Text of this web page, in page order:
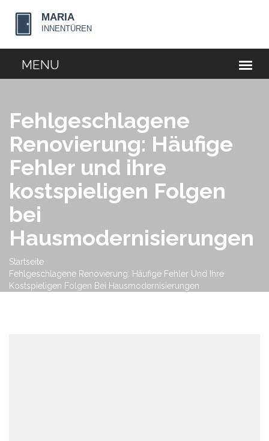
Fehlgeschlagene
Renovierung: Häufige
Fehler und ihre
kostspieligen Folgen
bei
Hausmodernisierungen
Startseite
Fehlgeschlagene Renovierung: Häufige Fehler Und Ihre
Kostspieligen Folgen Bei Hausmodernisierungen